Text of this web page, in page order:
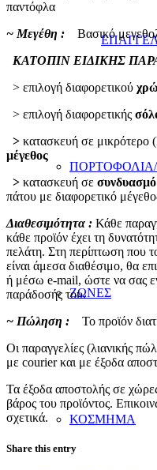
ΖΩΝΕΣ
ΚΟΣΜΗΜΑ
παντόφλα
~ Μεγέθη : Βασικό
ΚΑΤΟΠΙΝ ΕΙΔΙΚΗΣ
> επιλογή διαφορετικού
> επιλογή διαφορετικής
> κατασκευή σε
μέγεθος
> κατασκευή σε
πάτου με διαφορετικό
Διαθεσιμότητα : Κάθε
κάθε προϊόν έχει τη
πελάτη. Στη περίπτωση που
είναι άμεσα διαθέσιμο, θα
ή μέσω e-mail, ώστε να σας
παράδοσής του.
~ Πώληση :
Το προϊόν
Οι παραγγελίες (λιανικής
με courier και με έξοδα
Τα έξοδα αποστολής σε
βάρος του προϊόντος.
σχετικά.
Share this entry